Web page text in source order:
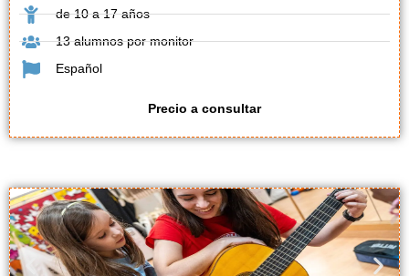
de 10 a 17 años
13 alumnos por monitor
Español
Precio a consultar